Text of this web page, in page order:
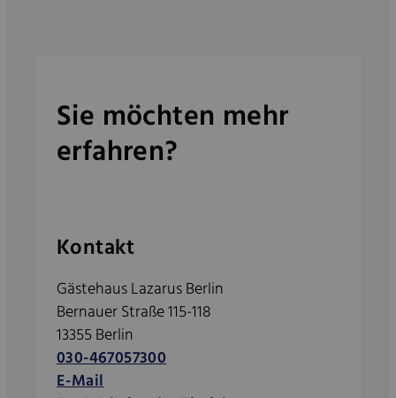
Sie möchten mehr
erfahren?
Kontakt
Gästehaus Lazarus Berlin
Bernauer Straße 115-118
13355 Berlin
030-467057300
E-Mail